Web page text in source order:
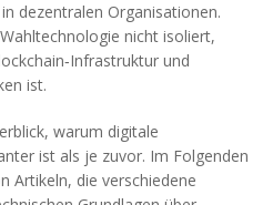
dezentralen Organisationen.
nicht isoliert,
und
ist.
warum digitale
ist als je zuvor. Im Folgenden
Artikeln, die verschiedene